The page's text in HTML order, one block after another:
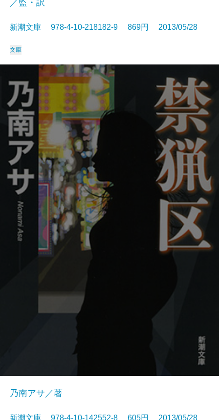
／監・訳
新潮文庫 978-4-10-218182-9 869円 2013/05/28
文庫
乃南アサ／著
新潮文庫 978-4-10-142552-8 605円 2013/05/28